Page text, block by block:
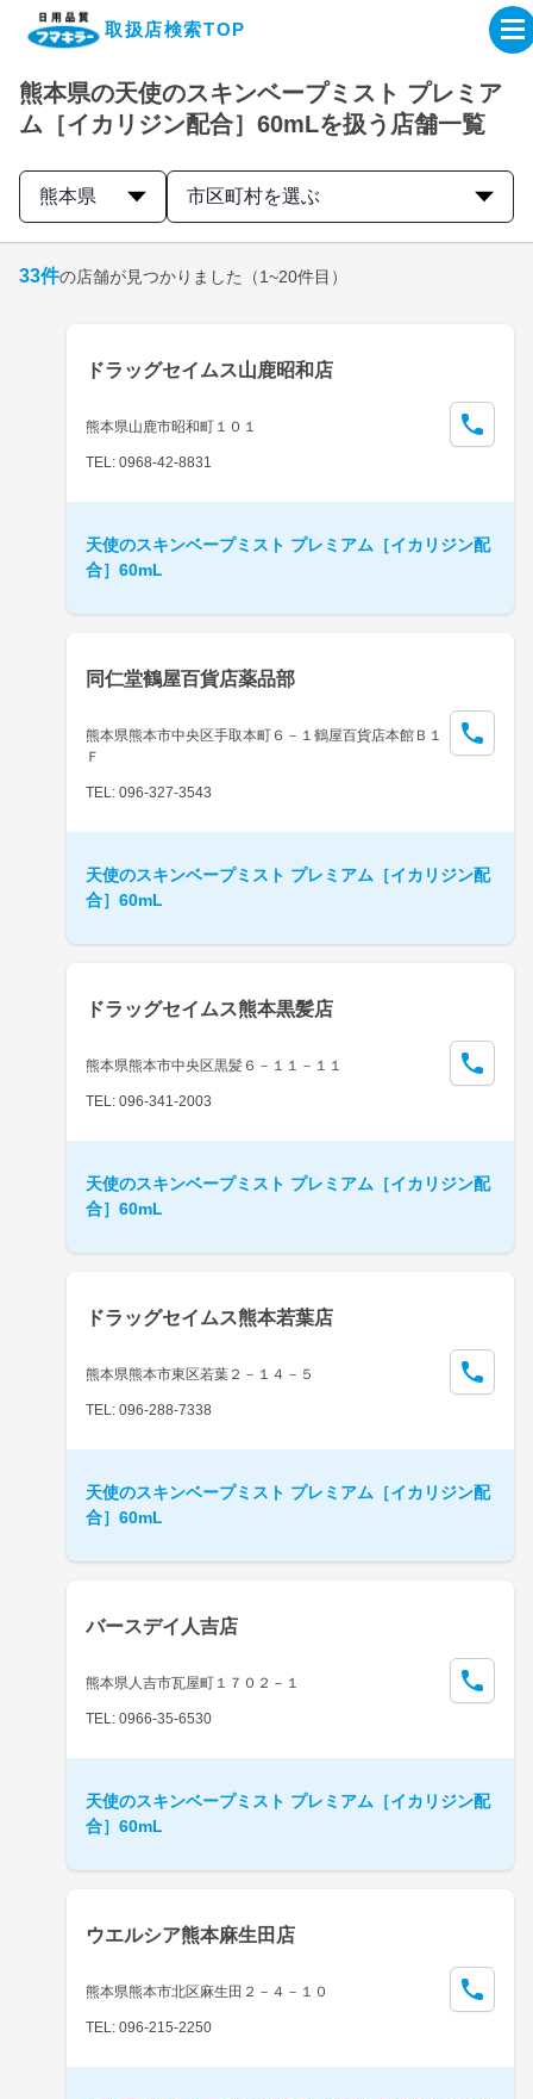
取扱店検索TOP
企業・IR情報サイト
製品情報サイト
取扱店検索はこちら
熊本県の天使のスキンベープミスト プレミア
ム［イカリジン配合］60mLを扱う店舗一覧
熊本県 市区町村を選ぶ
33件の店舗が見つかりました （1~20件目）
ドラッグセイムス山鹿昭和店
熊本県山鹿市昭和町１０１
TEL: 0968-42-8831
天使のスキンベープミスト プレミアム［イカリジン配
合］60mL
同仁堂鶴屋百貨店薬品部
熊本県熊本市中央区手取本町６－１鶴屋百貨店本館Ｂ１
Ｆ
TEL: 096-327-3543
天使のスキンベープミスト プレミアム［イカリジン配
合］60mL
ドラッグセイムス熊本黒髪店
熊本県熊本市中央区黒髪６－１１－１１
TEL: 096-341-2003
天使のスキンベープミスト プレミアム［イカリジン配
合］60mL
ドラッグセイムス熊本若葉店
熊本県熊本市東区若葉２－１４－５
TEL: 096-288-7338
天使のスキンベープミスト プレミアム［イカリジン配
合］60mL
バースデイ人吉店
熊本県人吉市瓦屋町１７０２－１
TEL: 0966-35-6530
天使のスキンベープミスト プレミアム［イカリジン配
合］60mL
ウエルシア熊本麻生田店
熊本県熊本市北区麻生田２－４－１０
TEL: 096-215-2250